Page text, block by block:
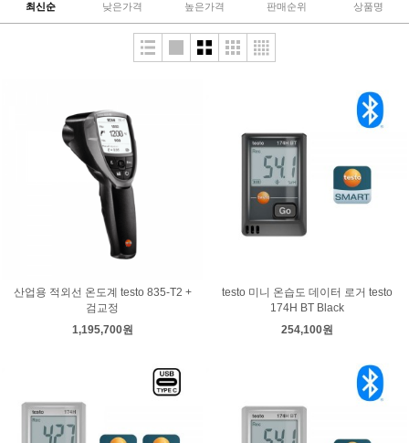
최신순 낮은가격 높은가격 판매순위 상품명
산업용 적외선 온도계 testo 835-T2 +
검교정
1,195,700원
testo 미니 온습도 데이터 로거 testo
174H BT Black
254,100원